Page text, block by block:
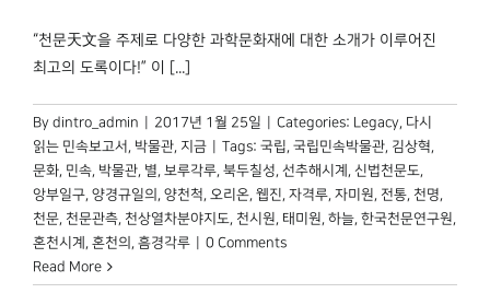
“천문天文을 주제로 다양한 과학문화재에 대한 소개가 이루어진
최고의 도록이다!” 이 [...]
By dintro_admin 2017년 1월 25일 Categories: Legacy, 다시
읽는 민속보고서 , 박물관, 지금 Tags: 국립, 국립민속박물관, 김상혁,
문화, 민속, 박물관, 별, 보루각루, 북두칠성, 선추해시계 , 신법천문도,
앙부일구, 양경규일의 , 양천척, 오리온, 웹진, 자격루, 자미원, 전통, 천명,
천문, 천문관측, 천상열차분야지도, 천시원, 태미원, 하늘, 한국천문연구원,
혼천시계 , 혼천의 , 흠경각루
0 Comments
Read More